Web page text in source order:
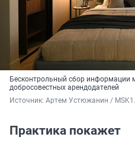
Бесконтрольный сбор информации
добросовестных арендодателей
Источник: Артем Устюжанин /
Практика покажет